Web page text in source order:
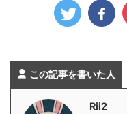
この記事を書いた人
Rii2